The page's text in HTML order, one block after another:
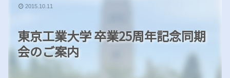
東京工業大学 卒業25周年記念同期
会のご案内
2015.10.11